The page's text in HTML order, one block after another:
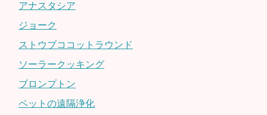
アナスタシア
ジョーク
ストウブココットラウンド
ソーラークッキング
ブロンプトン
ペットの遠隔浄化